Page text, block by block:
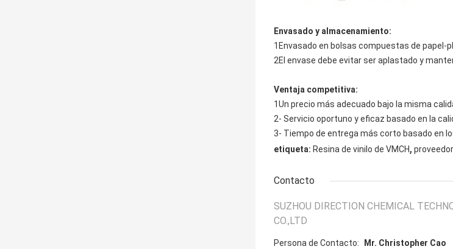
Envasado y almacenamiento:
1Envasado en bolsas compuestas de papel-
2El envase debe evitar ser aplastado y
Ventaja competitiva:
1Un precio más adecuado bajo la misma
2- Servicio oportuno y eficaz basado en la
3- Tiempo de entrega más corto basado en
etiqueta: Resina de vinilo de VMCH,
Contacto
SUZHOU DIRECTION CHEMICAL
CO.,LTD
Persona de Contacto:
Mr. Christopher Cao